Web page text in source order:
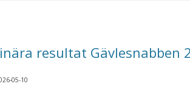
resultat Gävlesnabben
05-10